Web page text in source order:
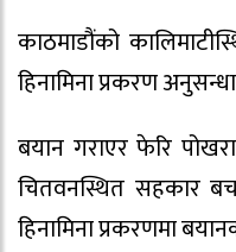
काठमाडौंको
हिनामिना प्रकरण
बयान गराएर फेरि
चितवनस्थित सहकार
हिनामिना प्रकरणमा